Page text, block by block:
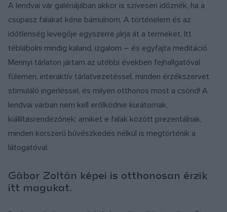
A lendvai vár galériájában akkor is szívesen időznék, ha a
csupasz falakat kéne bámulnom. A történelem és az
időtlenség levegője egyszerre járja át a termeket. Itt
téblábolni mindig kaland, izgalom – és egyfajta meditáció.
Mennyi tárlaton jártam az utóbbi években fejhallgatóval
fülemen, interaktív tárlatvezetéssel, minden érzékszervet
stimuláló ingerléssel, és milyen otthonos most a csönd! A
lendvai várban nem kell erőlködnie kurátornak,
kiállításrendezőnek: amiket e falak között prezentálnak,
minden korszerű bűvészkedés nélkül is megtörténik a
látogatóval.
Gábor Zoltán képei is otthonosan érzik
itt magukat.